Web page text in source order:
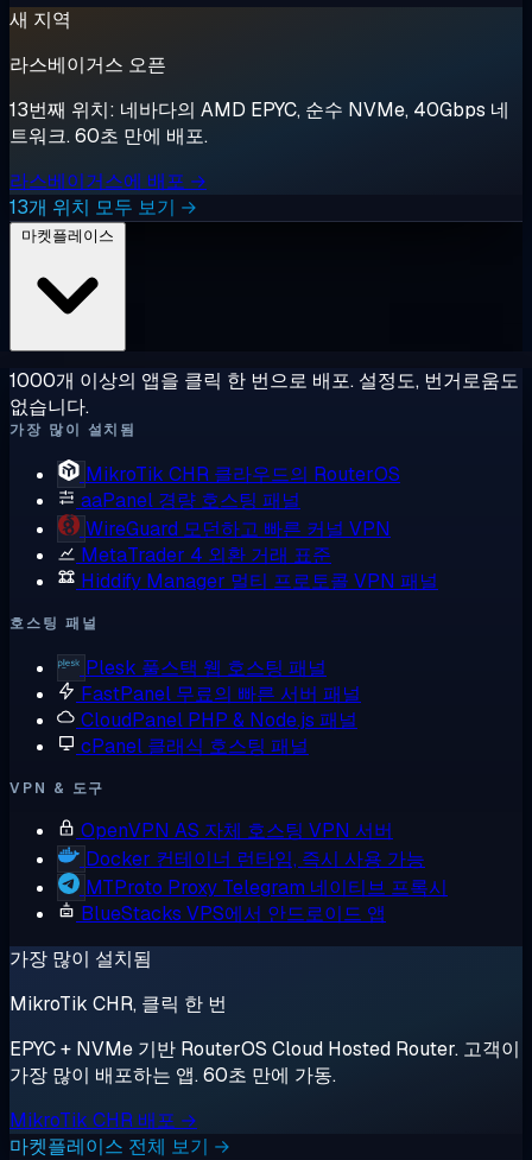
새 지역
라스베이거스 오픈
13번째 위치: 네바다의 AMD EPYC, 순수 NVMe, 40Gbps 네
트워크. 60초 만에 배포.
라스베이거스에 배포 →
13개 위치 모두 보기 →
1000개 이상의 앱을 클릭 한 번으로 배포. 설정도, 번거로움도
없습니다.
가장 많이 설치됨
MikroTik CHR 클라우드의 RouterOS
aaPanel 경량 호스팅 패널
WireGuard 모던하고 빠른 커널 VPN
MetaTrader 4 외환 거래 표준
Hiddify Manager 멀티 프로토콜 VPN 패널
호스팅 패널
Plesk 풀스택 웹 호스팅 패널
FastPanel 무료의 빠른 서버 패널
CloudPanel PHP & Node.js 패널
cPanel 클래식 호스팅 패널
VPN & 도구
OpenVPN AS 자체 호스팅 VPN 서버
Docker 컨테이너 런타임, 즉시 사용 가능
MTProto Proxy Telegram 네이티브 프록시
BlueStacks VPS에서 안드로이드 앱
가장 많이 설치됨
MikroTik CHR, 클릭 한 번
EPYC + NVMe 기반 RouterOS Cloud Hosted Router. 고객이
가장 많이 배포하는 앱. 60초 만에 가동.
MikroTik CHR 배포 →
마켓플레이스 전체 보기 →